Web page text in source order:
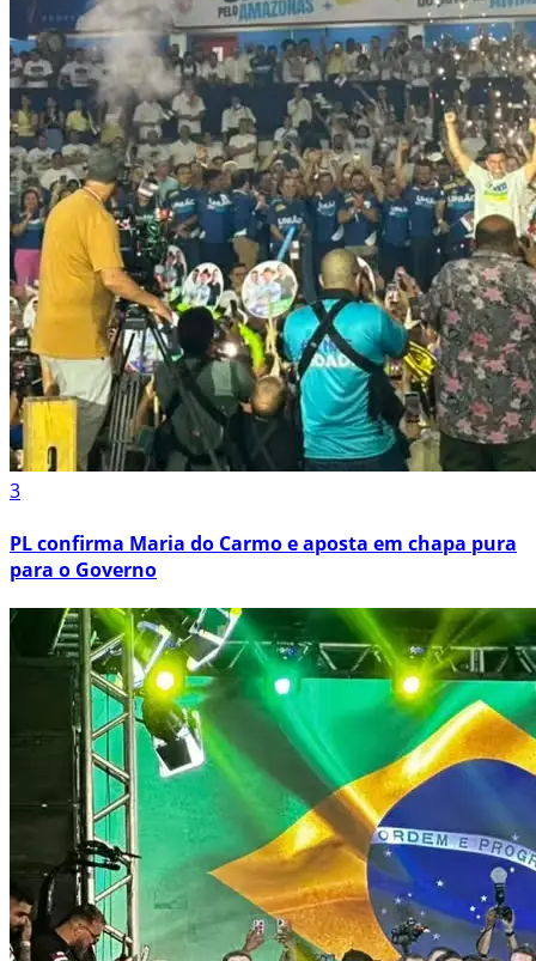
3
PL confirma Maria do Carmo e aposta em chapa pura
para o Governo